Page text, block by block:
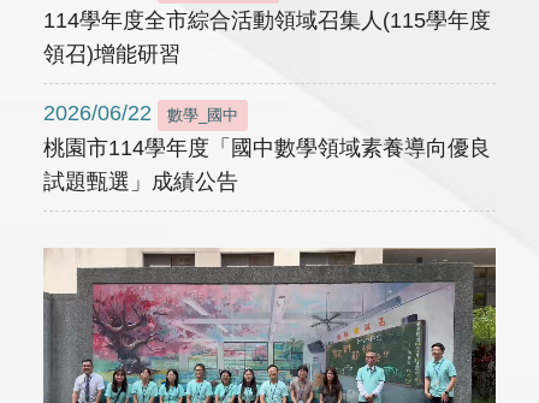
114學年度全市綜合活動領域召集人(115學年度
領召)增能研習
2026/06/22 數學_國中
桃園市114學年度「國中數學領域素養導向優良
試題甄選」成績公告